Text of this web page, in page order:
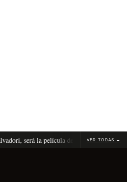
la película de apertura de Cannes 2026
VER TODAS →